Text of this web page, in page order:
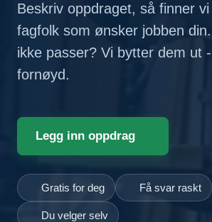
Beskriv oppdraget, så finner
fagfolk som ønsker jobben
ikke passer? Vi bytter dem ut
fornøyd.
Legg inn oppdrag
Gratis for deg Få svar raskt
Du velger selv